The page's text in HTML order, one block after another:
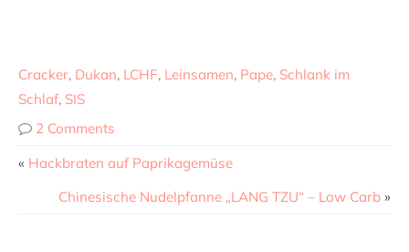
Cracker, Dukan, LCHF, Leinsamen, Pape, Schlank im
Schlaf, SIS
2 Comments
« Hackbraten auf Paprikagemüse
Chinesische Nudelpfanne „LANG TZU“ – Low Carb »